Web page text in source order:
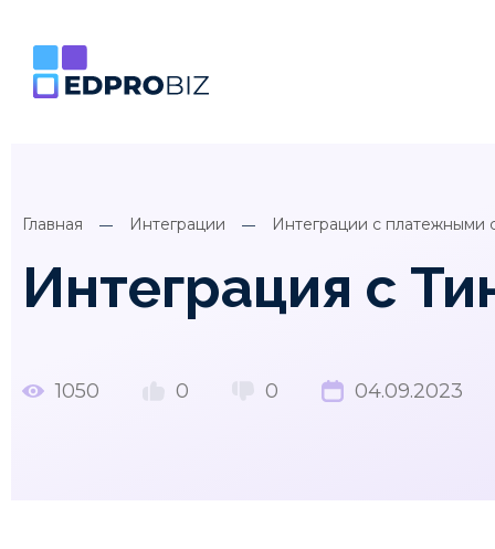
Главная Интеграции Интеграции с платежными
Интеграция с
1050 0 0 04.09.2023